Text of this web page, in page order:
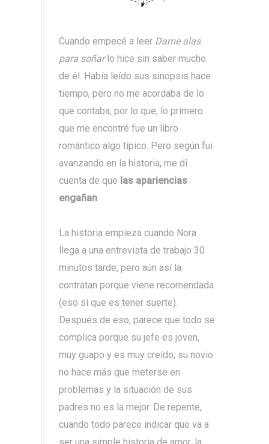
Cuando empecé a leer Dame alas
para soñarlo hice sin saber mucho
de él. Había leído sus sinopsis hace
tiempo, pero no me acordaba de lo
que contaba, por lo que, lo primero
que me encontré fue un libro
romántico algo típico. Pero según fui
avanzando en la historia, me di
cuenta de que las apariencias
engañan
La historia empieza cuando Nora
llega a una entrevista de trabajo 30
minutos tarde, pero aún así la
contratan porque viene recomendada
(eso sí que es tener suerte).
Después de eso, parece que todo se
complica porque su jefe es joven,
muy guapo y es muy creído; su novio
no hace más que meterse en
problemas y la situación de sus
padres no es la mejor. De repente,
cuando todo parece indicar que va a